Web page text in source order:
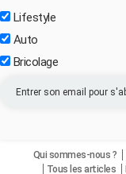
Lifestyle
Auto
Bricolage
Qui sommes-nous ?
Tous les articles